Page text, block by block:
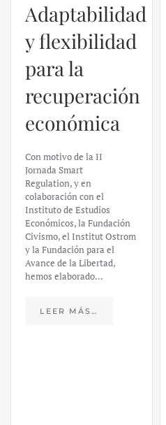
Adaptabilidad
y flexibilidad
para la
recuperación
económica
Con motivo de la II
Jornada Smart
Regulation, y en
colaboración con el
Instituto de Estudios
Económicos, la Fundación
Civismo, el Institut Ostrom
y la Fundación para el
Avance de la Libertad,
hemos elaborado…
LEER MÁS…